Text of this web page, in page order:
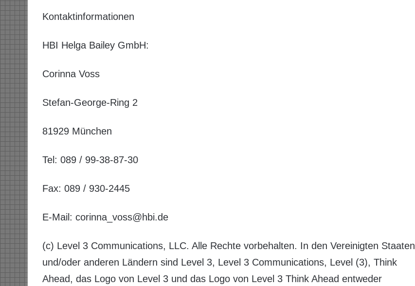
Kontaktinformationen
HBI Helga Bailey GmbH:
Corinna Voss
Stefan-George-Ring 2
81929 München
Tel: 089 / 99-38-87-30
Fax: 089 / 930-2445
E-Mail: corinna_voss@hbi.de
(c) Level 3 Communications, LLC. Alle Rechte vorbehalten. In den Vereinigten Staaten
und/oder anderen Ländern sind Level 3, Level 3 Communications, Level (3), Think
Ahead, das Logo von Level 3 und das Logo von Level 3 Think Ahead entweder